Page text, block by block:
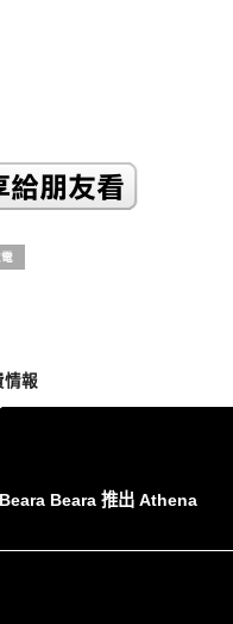
情報
Beara 推出 Athena